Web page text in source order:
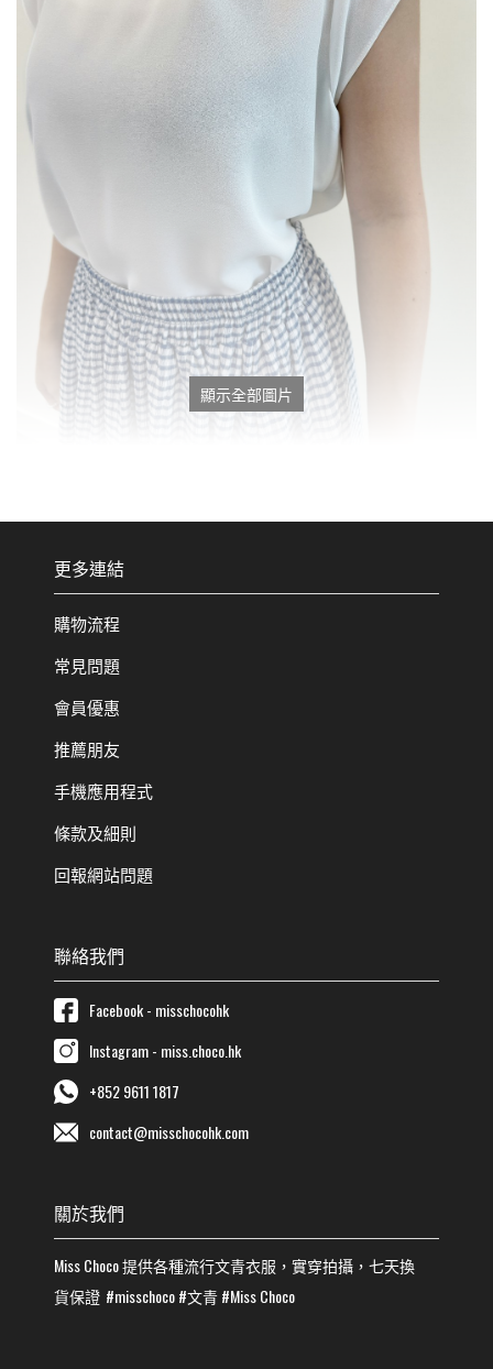
顯示全部圖片
更多連結
購物流程
常見問題
會員優惠
推薦朋友
手機應用程式
條款及細則
回報網站問題
聯絡我們
Facebook - misschocohk
Instagram - miss.choco.hk
+852 9611 1817
contact@misschocohk.com
關於我們
Miss Choco提供各種流行文青衣服，實穿拍攝，七天換
貨保證 #misschoco#文青#Miss Choco